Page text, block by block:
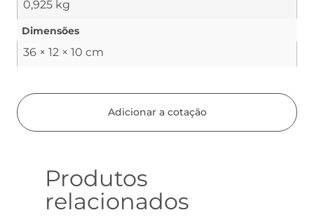
0,925 kg
Dimensões
36 × 12 × 10 cm
Adicionar a cotação
Produtos
relacionados